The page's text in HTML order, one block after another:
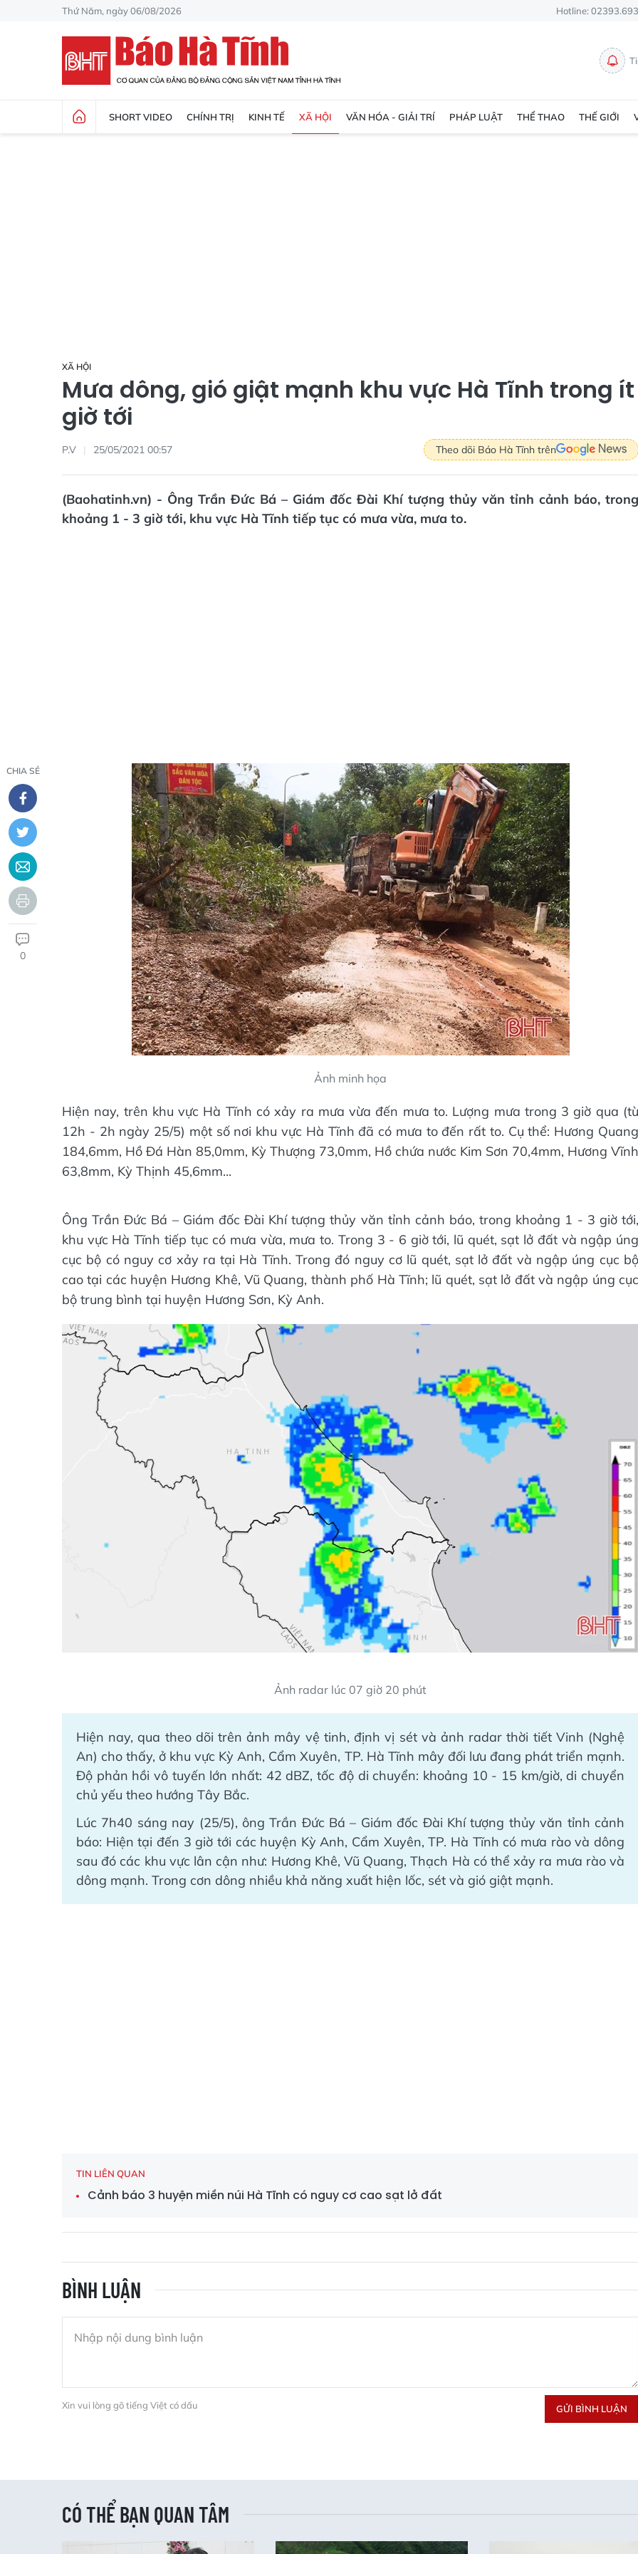
Thứ Năm, ngày 06/08/2026 Hotline:
SHORT VIDEO CHÍNH TRỊ KINH TẾ XÃ HỘI VĂN HÓA - GIẢI TRÍ PHÁP LUẬT THỂ THAO THẾ GIỚI
XÃ HỘI
Mưa dông, gió giật mạnh khu vực Hà Tĩnh trong ít
giờ tới
P.V 25/05/2021 00:57 Theo dõi Báo Hà Tĩnh trên
(Baohatinh.vn) - Ông Trần Đức Bá – Giám đốc Đài Khí tượng thủy văn tỉnh cảnh báo, trong
khoảng 1 - 3 giờ tới, khu vực Hà Tĩnh tiếp tục có mưa vừa, mưa to.
CHIA SẺ
0
Ảnh minh họa
Hiện nay, trên khu vực Hà Tĩnh có xảy ra mưa vừa đến mưa to. Lượng mưa trong 3 giờ qua (từ
12h - 2h ngày 25/5) một số nơi khu vực Hà Tĩnh đã có mưa to đến rất to. Cụ thể: Hương Quang
184,6mm, Hồ Đá Hàn 85,0mm, Kỳ Thượng 73,0mm, Hồ chứa nước Kim Sơn 70,4mm, Hương Vĩnh
63,8mm, Kỳ Thịnh 45,6mm...
Ông Trần Đức Bá – Giám đốc Đài Khí tượng thủy văn tỉnh cảnh báo, trong khoảng 1 - 3 giờ tới,
khu vực Hà Tĩnh tiếp tục có mưa vừa, mưa to. Trong 3 - 6 giờ tới, lũ quét, sạt lở đất và ngập úng
cục bộ có nguy cơ xảy ra tại Hà Tĩnh. Trong đó nguy cơ lũ quét, sạt lở đất và ngập úng cục bộ
cao tại các huyện Hương Khê, Vũ Quang, thành phố Hà Tĩnh; lũ quét, sạt lở đất và ngập úng cục
bộ trung bình tại huyện Hương Sơn, Kỳ Anh.
Ảnh radar lúc 07 giờ 20 phút
Hiện nay, qua theo dõi trên ảnh mây vệ tinh, định vị sét và ảnh radar thời tiết Vinh (Nghệ
An) cho thấy, ở khu vực Kỳ Anh, Cẩm Xuyên, TP. Hà Tĩnh mây đối lưu đang phát triển mạnh.
Độ phản hồi vô tuyến lớn nhất: 42 dBZ, tốc độ di chuyển: khoảng 10 - 15 km/giờ, di chuyển
chủ yếu theo hướng Tây Bắc.
Lúc 7h40 sáng nay (25/5), ông Trần Đức Bá – Giám đốc Đài Khí tượng thủy văn tỉnh cảnh
báo: Hiện tại đến 3 giờ tới các huyện Kỳ Anh, Cẩm Xuyên, TP. Hà Tĩnh có mưa rào và dông
sau đó các khu vực lân cận như: Hương Khê, Vũ Quang, Thạch Hà có thể xảy ra mưa rào và
dông mạnh. Trong cơn dông nhiều khả năng xuất hiện lốc, sét và gió giật mạnh.
TIN LIÊN QUAN
Cảnh báo 3 huyện miền núi Hà Tĩnh có nguy cơ cao sạt lở đất
BÌNH LUẬN
Xin vui lòng gõ tiếng Việt có dấu GỬI BÌNH LUẬN
CÓ THỂ BẠN QUAN TÂM